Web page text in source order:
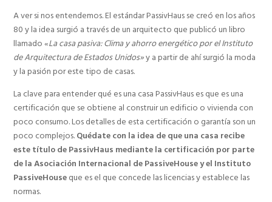
A ver si nos entendemos. El estándar PassivHaus se creó en los años
80 y la idea surgió a través de un arquitecto que publicó un libro
llamado «La casa pasiva: Clima y ahorro energético por el Instituto
de Arquitectura de Estados Unidos»y a partir de ahí surgió la moda
y la pasión por este tipo de casas.
La clave para entender qué es una casa PassivHaus es que es una
certificación que se obtiene al construir un edificio o vivienda con
poco consumo. Los detalles de esta certificación o garantía son un
poco complejos. Quédate con la idea de que una casa recibe
este título de PassivHaus mediante la certificación por parte
de la Asociación Internacional de PassiveHouse y el Instituto
PassiveHouse que es el que concede las licencias y establece las
normas.